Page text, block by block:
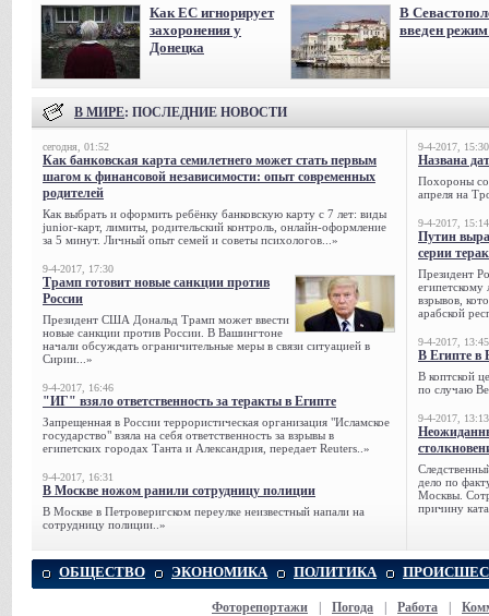
Как ЕС игнорирует
захоронения у
Донецка
В
введен
В МИРЕ: ПОСЛЕДНИЕ НОВОСТИ
сегодня, 01:52
Как банковская карта семилетнего может стать первым
шагом к финансовой независимости: опыт современных
родителей
Как выбрать и оформить ребёнку банковскую карту с 7 лет: виды
junior-карт, лимиты, родительский контроль, онлайн-оформление
за 5 минут. Личный опыт семей и советы психологов...»
9-4-2017, 17:30
Трамп готовит новые санкции против
России
Президент США Дональд Трамп может ввести
новые санкции против России. В Вашингтоне
начали обсуждать ограничительные меры в связи ситуацией в
Сирии...»
9-4-2017, 16:46
"ИГ" взяло ответственность за теракты в Египте
Запрещенная в России террористическая организация "Исламское
государство" взяла на себя ответственность за взрывы в
египетских городах Танта и Александрия, передает Reuters..»
9-4-2017, 16:31
В Москве ножом ранили сотрудницу полиции
В Москве в Петроверигском переулке неизвестный напали на
сотрудницу полиции..»
9-4-2017, 15:30
Названа
Похороны
апреля на
9-4-2017, 15:14
Путин
серии
Президент
египетскому
взрывов,
арабской
9-4-2017, 13:45
В Египте в
В коптской
по случаю
9-4-2017, 13:13
дело по
Москвы.
причину
ОБЩЕСТВО ЭКОНОМИКА ПОЛИТИКА
Фоторепортажи Погода Работа